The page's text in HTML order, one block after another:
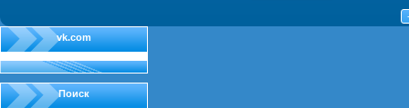
vk.com
Поиск